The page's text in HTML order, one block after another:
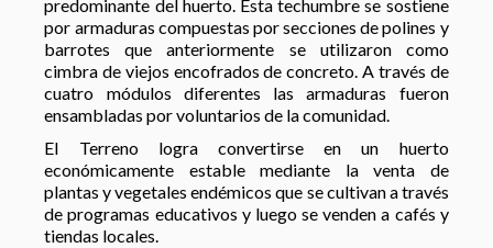
predominante del huerto. Esta techumbre se sostiene
por armaduras compuestas por secciones de polines y
barrotes que anteriormente se utilizaron como
cimbra de viejos encofrados de concreto. A través de
cuatro módulos diferentes las armaduras fueron
ensambladas por voluntarios de la comunidad.
El Terreno logra convertirse en un huerto
económicamente estable mediante la venta de
plantas y vegetales endémicos que se cultivan a través
de programas educativos y luego se venden a cafés y
tiendas locales.